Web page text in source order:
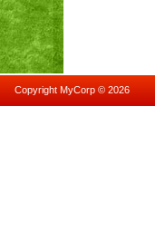
Copyright MyCorp © 2026